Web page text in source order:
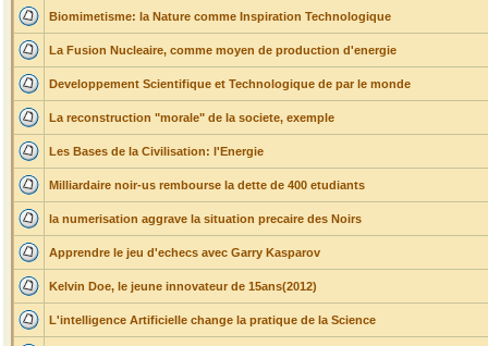
Biomimetisme: la Nature comme Inspiration Technologique
La Fusion Nucleaire, comme moyen de production d'energie
Developpement Scientifique et Technologique de par le monde
La reconstruction "morale" de la societe, exemple
Les Bases de la Civilisation: l'Energie
Milliardaire noir-us rembourse la dette de 400 etudiants
la numerisation aggrave la situation precaire des Noirs
Apprendre le jeu d'echecs avec Garry Kasparov
Kelvin Doe, le jeune innovateur de 15ans(2012)
L'intelligence Artificielle change la pratique de la Science